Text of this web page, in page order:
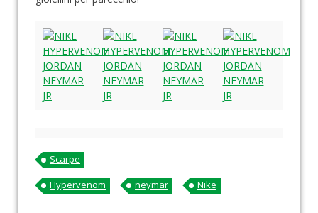
Scarpe
Hypervenom
neymar Nike